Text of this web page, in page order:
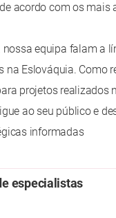
acordo com os mais
nossa equipa falam a
na Eslováquia. Como
projetos realizados
ao seu público e
informadas
especialistas